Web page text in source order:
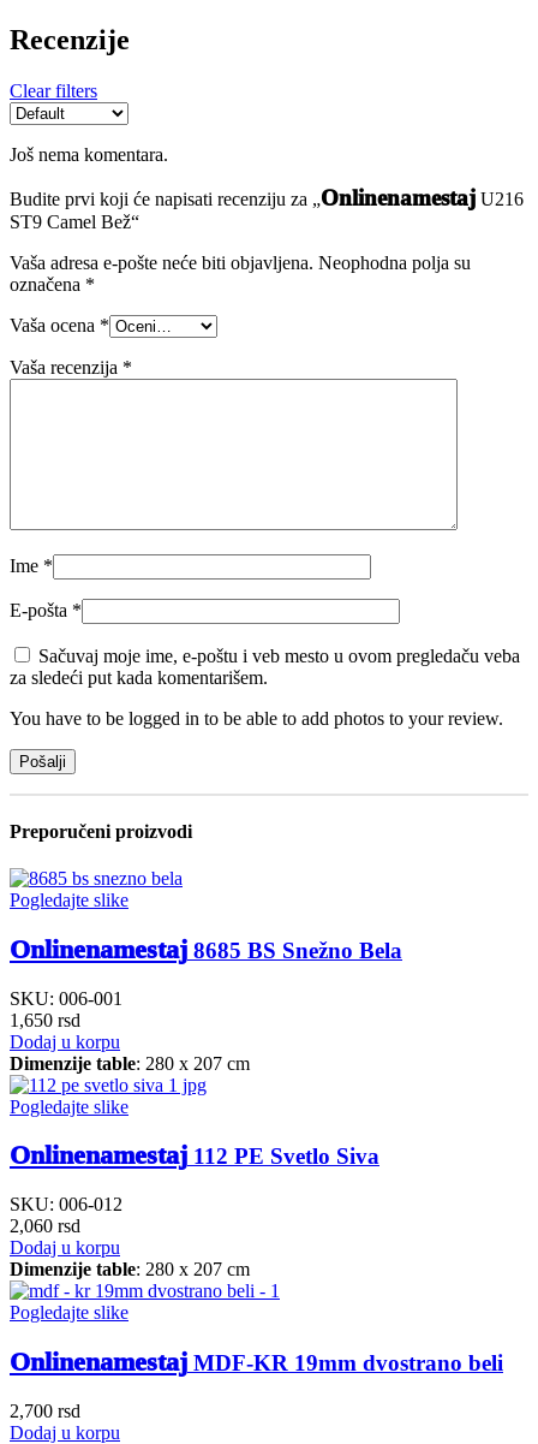
Recenzije
Clear filters
Još nema komentara.
Budite prvi koji će napisati recenziju za „Onlinenamestaj U216
ST9 Camel Bež“
Vaša adresa e-pošte neće biti objavljena. Neophodna polja su
označena *
Vaša ocena *
Vaša recenzija *
Ime *
E-pošta *
Sačuvaj moje ime, e-poštu i veb mesto u ovom pregledaču veba
za sledeći put kada komentarišem.
You have to be logged in to be able to add photos to your review.
Preporučeni proizvodi
Pogledajte slike
Onlinenamestaj 8685 BS Snežno Bela
SKU: 006-001
1,650 rsd
Dodaj u korpu
Dimenzije table: 280 x 207 cm
Pogledajte slike
Onlinenamestaj 112 PE Svetlo Siva
SKU: 006-012
2,060 rsd
Dodaj u korpu
Dimenzije table: 280 x 207 cm
Pogledajte slike
Onlinenamestaj MDF-KR 19mm dvostrano beli
2,700 rsd
Dodaj u korpu